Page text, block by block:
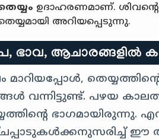
ഉദാഹരണമാണ്.
അറിയപ്പെടുന്നു.
ഭാവ, ആചാരങ്ങളിൽ
മാറിയപ്പോൾ,
വന്നിട്ടുണ്ട്. പഴയ
ഈ